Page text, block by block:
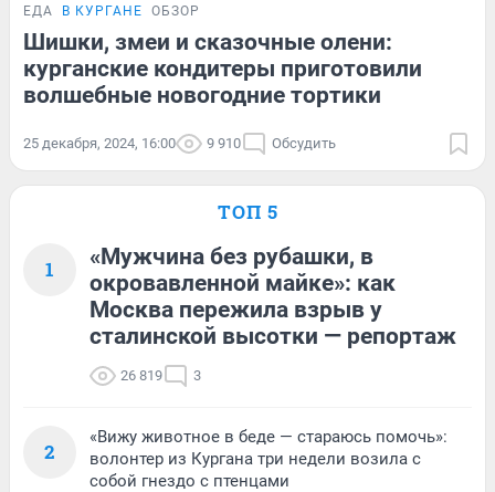
ЕДА В КУРГАНЕ ОБЗОР
Шишки, змеи и сказочные олени:
курганские кондитеры приготовили
волшебные новогодние тортики
25 декабря, 2024, 16:00 9 910 Обсудить
ТОП 5
1
«Мужчина без рубашки, в
окровавленной майке»: как
Москва пережила взрыв у
сталинской высотки — репортаж
26 819 3
2
«Вижу животное в беде — стараюсь помочь»:
волонтер из Кургана три недели возила с
собой гнездо с птенцами